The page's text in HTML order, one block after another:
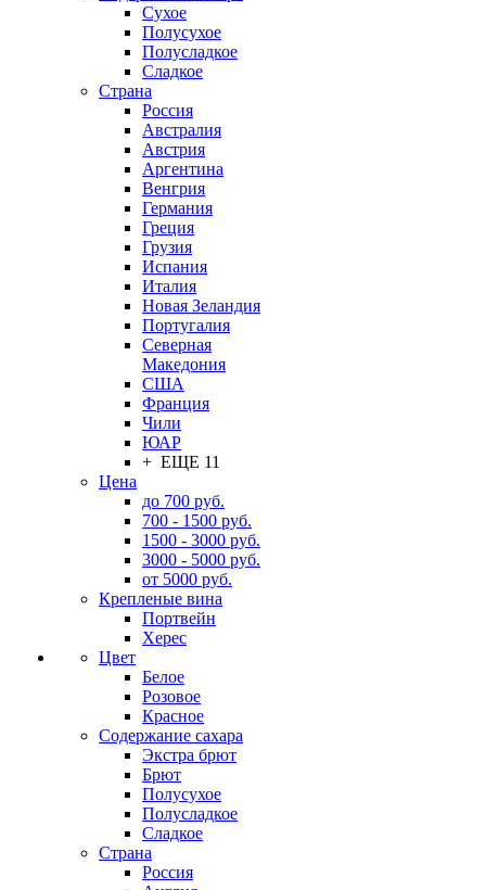
Сухое
Полусухое
Полусладкое
Сладкое
Страна
Россия
Австралия
Австрия
Аргентина
Венгрия
Германия
Греция
Грузия
Испания
Италия
Новая Зеландия
Португалия
Северная
Македония
США
Франция
Чили
ЮАР
+ ЕЩЕ 11
Цена
до 700 руб.
700 - 1500 руб.
1500 - 3000 руб.
3000 - 5000 руб.
от 5000 руб.
Крепленые вина
Портвейн
Херес
Цвет
Белое
Розовое
Красное
Содержание сахара
Экстра брют
Брют
Полусухое
Полусладкое
Сладкое
Страна
Россия